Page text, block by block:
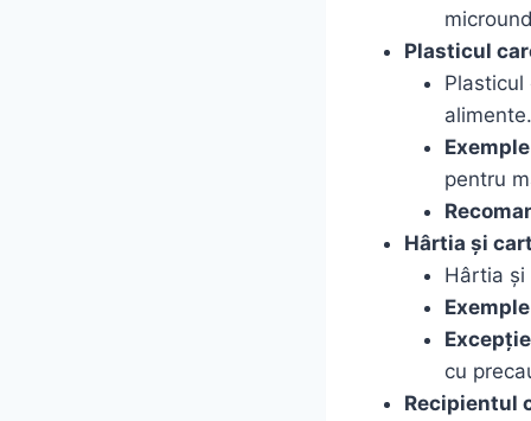
Plasticul
alimente.
pentru
Hârtia și
Hârtia și
cu
Recipientul